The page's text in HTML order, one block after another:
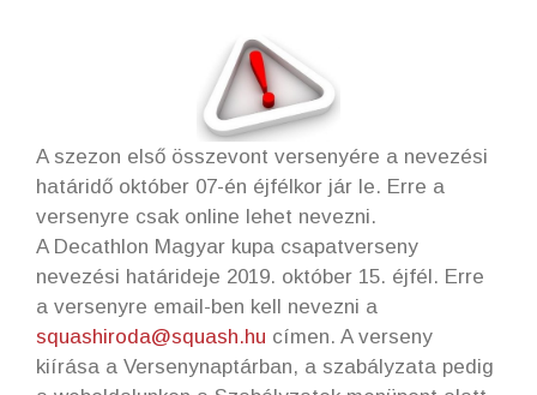
A szezon első összevont versenyére a nevezési
határidő október 07-én éjfélkor jár le. Erre a
versenyre csak online lehet nevezni.
A Decathlon Magyar kupa csapatverseny
nevezési határideje 2019. október 15. éjfél. Erre
a versenyre email-ben kell nevezni a
squashiroda@squash.hu címen. A verseny
kiírása a Versenynaptárban, a szabályzata pedig